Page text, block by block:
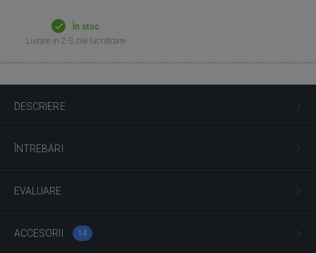
În stoc
Livrare in 2-3 zile lucrătoare
DESCRIERE
ÎNTREBĂRI
EVALUARE
ACCESORII 14